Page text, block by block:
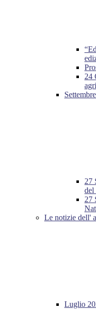
24
27
del
27
Le notizie dell'
Luglio